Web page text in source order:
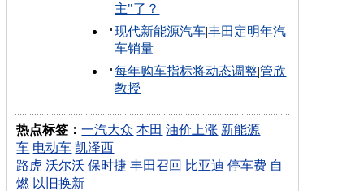
主"了？
现代新能源汽车|丰田定明年汽
车销量
每年购车指标将动态调整|管欣
教授
热点标签：一汽大众 本田 油价上涨 新能源
车 电动车 凯泽西
路虎 沃尔沃 保时捷 丰田召回 比亚迪 停车费 自
燃 以旧换新